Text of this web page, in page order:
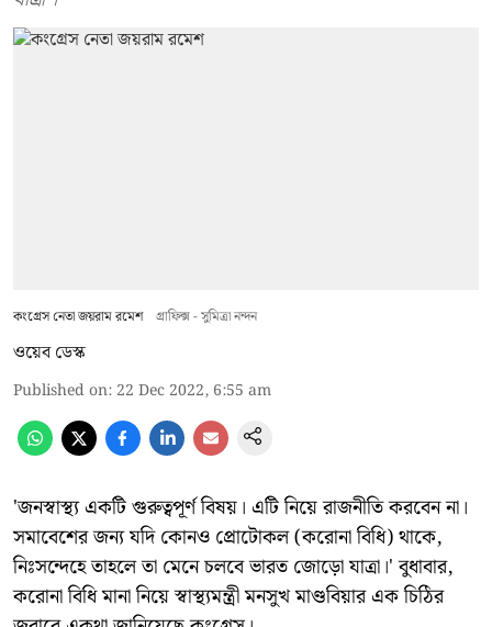
কংগ্রেস নেতা জয়রাম রমেশ গ্রাফিক্স - সুমিত্রা নন্দন
ওয়েব ডেস্ক
Published on: 22 Dec 2022, 6:55 am
'জনস্বাস্থ্য একটি গুরুত্বপূর্ণ বিষয়। এটি নিয়ে রাজনীতি করবেন না।
সমাবেশের জন্য যদি কোনও প্রোটোকল (করোনা বিধি) থাকে,
নিঃসন্দেহে তাহলে তা মেনে চলবে ভারত জোড়ো যাত্রা।' বুধাবার,
করোনা বিধি মানা নিয়ে স্বাস্থ্যমন্ত্রী মনসুখ মাণ্ডবিয়ার এক চিঠির